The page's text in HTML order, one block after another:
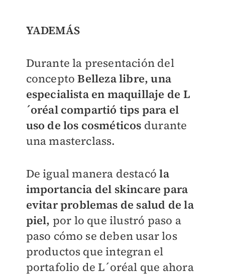
YADEMÁS
Durante la presentación del
conceptoBelleza libre, una
especialista en maquillaje de L
´oréal compartió tips para el
uso de los cosméticos durante
una masterclass.
De igual manera destacóla
importancia del skincare para
evitar problemas de salud de la
piel, por lo que ilustró paso a
paso cómo se deben usar los
productos que integran el
portafolio de L´oréal que ahora